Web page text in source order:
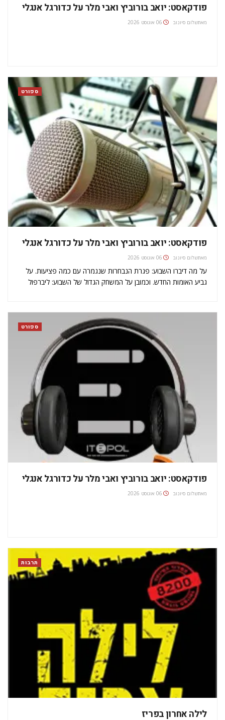
פודקאסט: יואב בורוביץ ואבי מלר על כדורגל אנגלי
מאתשלום סיונוב 06 אוגוסט 2026
ספורט
פודקאסט: יואב בורוביץ ואבי מלר על כדורגל אנגלי
מאתשלום סיונוב 06 אוגוסט 2026
על מה דיברו השבוע: פגרת הנבחרות שנגמרה עם כמה פציעות. על
גביע האומות החדש. וכמובן על המשחק הגדול של השבוע: ליברפול
ספורט
פודקאסט: יואב בורוביץ ואבי מלר על כדורגל אנגלי
מאתשלום סיונוב 06 אוגוסט 2026
תרבות
לילה אחרון בפריז